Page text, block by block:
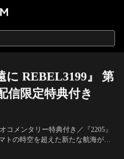
に REBEL3199』 第
信限定特典付き
コメンタリー特典付き／『2205』
トの時空を超えた新たな航海が今